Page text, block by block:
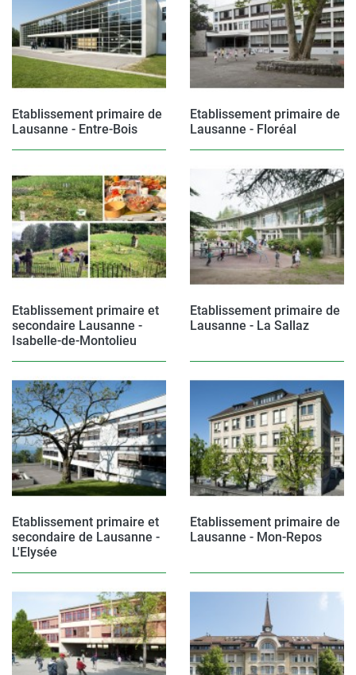
Etablissement primaire de
Lausanne - Entre-Bois
Etablissement primaire de
Lausanne - Floréal
Etablissement primaire et
secondaire Lausanne -
Isabelle-de-Montolieu
Etablissement primaire de
Lausanne - La Sallaz
Etablissement primaire et
secondaire de Lausanne -
L'Elysée
Etablissement primaire de
Lausanne - Mon-Repos